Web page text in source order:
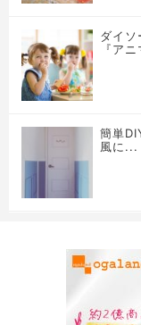
ダイ
『ア
簡単
風に...